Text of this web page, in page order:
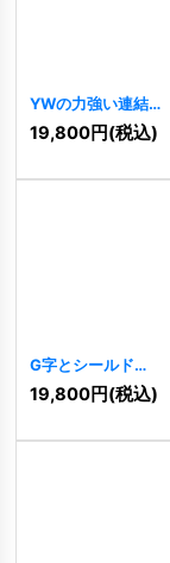
YWの力強い連結
ロゴ[11108]
19,800円(税込)
G字とシールドの
幾何学的ロゴ
11088 ]
19,800円(税込)